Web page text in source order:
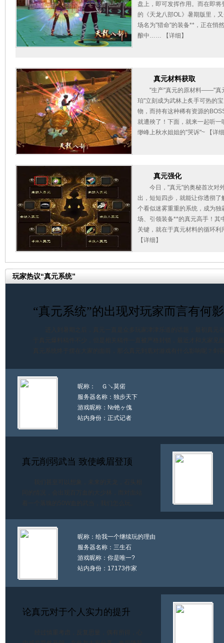
盘上，即可发挥作用。而在即将
的《天龙八部OL》暑期版里，
场名为"猎命"的装备**，正在悄
酿中……
【详细】
真元材料获取
"生产"真元的原材料——"真
珀"立刻成为武林上炙手可热的宝
物，而持有这种稀有资源的
就遭殃了！下面，就来一起听一
缈峰上秋水姐姐的"哭诉"~
【详
真元强化
今日，"真元"的奥秘首次对
出，短短四步，就能让你透彻了
个看似迷雾重重的系统，成为独
场、引领装备**的真元高手！其
关键，就在于真元材料的循环利
【详细】
玩家热议“真元系统”
“真元系统”的出现对玩家而言有何
昵称：ゞＧ↘莫偌ゝ
服务器名称：独步天下
游戏昵称：№铯ヶ傀ゝ
站内身份：正式记者
真元削弱武当 致使峨眉登顶
昵称：给我一个继续玩的理由
服务器名称：三生石
游戏昵称：你是唯一?
站内身份：17173作家
论真元对于个人实力的提升